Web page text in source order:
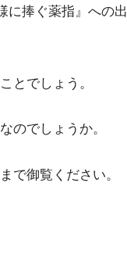
に捧ぐ薬指』への出
とでしょう。
のでしょうか。
で御覧ください。